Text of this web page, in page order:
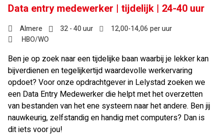
Data entry medewerker | tijdelijk | 24-40 uur
Almere 32 - 40 uur 12,00-14,06 per uur
HBO/WO
Ben je op zoek naar een tijdelijke baan waarbij je lekker kan
bijverdienen en tegelijkertijd waardevolle werkervaring
opdoet? Voor onze opdrachtgever in Lelystad zoeken we
een Data Entry Medewerker die helpt met het overzetten
van bestanden van het ene systeem naar het andere. Ben jij
nauwkeurig, zelfstandig en handig met computers? Dan is
dit iets voor jou!